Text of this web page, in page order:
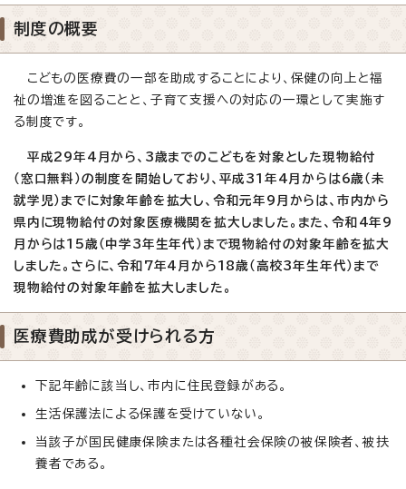
制度の概要
こどもの医療費の一部を助成することにより、保健の向上と福
祉の増進を図ることと、子育て支援への対応の一環として実施す
る制度です。
平成29年4月から、3歳までのこどもを対象とした現物給付
（窓口無料）の制度を開始しており、平成31年4月からは6歳（未
就学児）までに対象年齢を拡大し、令和元年9月からは、市内から
県内に現物給付の対象医療機関を拡大しました。また、令和4年9
月からは15歳（中学3年生年代）まで現物給付の対象年齢を拡大
しました。さらに、令和7年4月から18歳（高校3年生年代）まで
現物給付の対象年齢を拡大しました。
医療費助成が受けられる方
下記年齢に該当し、市内に住民登録がある。
生活保護法による保護を受けていない。
当該子が国民健康保険または各種社会保険の被保険者、被扶
養者である。